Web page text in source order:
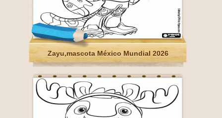
Zayu,mascota México Mundial 2026